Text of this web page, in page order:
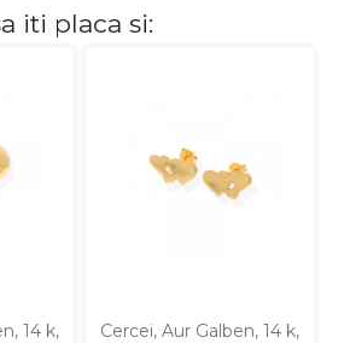
iti placa si:
14 k,
Cercei, Aur Galben, 14 k,